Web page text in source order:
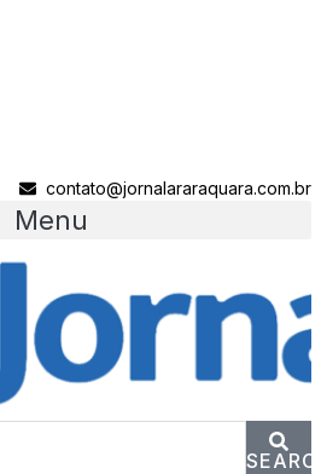
contato@jornalararaquara.com.br
Menu